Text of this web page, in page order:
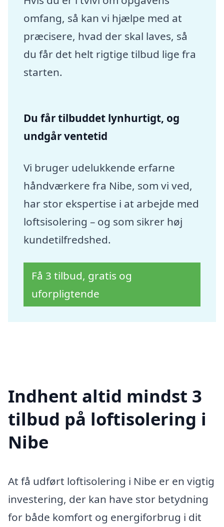
omfang, så kan vi hjælpe med at
præcisere, hvad der skal laves, så
du får det helt rigtige tilbud lige fra
starten.
Du får tilbuddet lynhurtigt, og
undgår ventetid
Vi bruger udelukkende erfarne
håndværkere fra Nibe, som vi ved,
har stor ekspertise i at arbejde med
loftsisolering – og som sikrer høj
kundetilfredshed.
Få 3 tilbud, gratis og
uforpligtende
Indhent altid mindst 3
tilbud på loftisolering i
Nibe
At få udført loftisolering i Nibe er en vigtig
investering, der kan have stor betydning
for både komfort og energiforbrug i dit